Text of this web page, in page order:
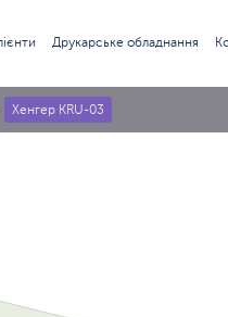
Друкарське обладнання
Хенгер KRU-03